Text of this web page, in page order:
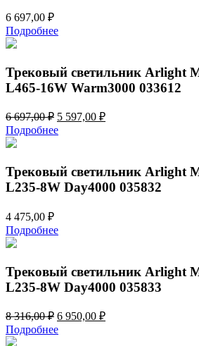
6 697,00 ₽
Подробнее
Трековый светильник Arlight
L465-16W Warm3000 033612
6 697,00₽ Первоначальная
цена
составляла
697,00 ₽.
5 597,00 ₽Текущая
Подробнее
Трековый светильник Arlight
L235-8W Day4000 035832
4 475,00 ₽
Подробнее
Трековый светильник Arlight
L235-8W Day4000 035833
8 316,00₽ Первоначальная
цена
составляла
6 950,00 ₽Текущая
Подробнее